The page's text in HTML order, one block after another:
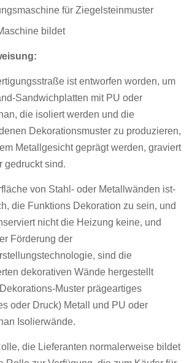
für Ziegelsteinmuster
bildet
ist entworfen worden, um
Sandwichplatten mit PU oder
die isoliert werden und die
Dekorationsmuster zu produzieren,
Metallgesicht geprägt werden, graviert
gedruckt sind.
von Stahl- oder Metallwänden ist-
die Funktions Dekoration zu sein, und
nicht die Heizung keine, und
Förderung der
sind die
dekorativen Wände hergestellt
Muster prägeartiges
oder Druck) Metall und PU oder
Isolierwände.
die Lieferanten normalerweise bildet